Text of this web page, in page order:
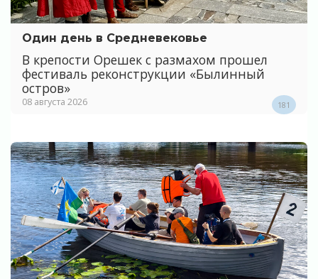
Один день в Средневековье
В крепости Орешек с размахом прошел
фестиваль реконструкции «Былинный
остров»
08 августа 2026 181